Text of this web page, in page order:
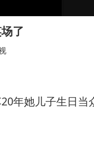
台风灿鸿未来对
如何把百年大党
了
年她儿子生日